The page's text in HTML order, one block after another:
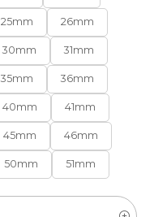
25mm 26mm
30mm 31mm
35mm 36mm
40mm 41mm
45mm 46mm
50mm 51mm